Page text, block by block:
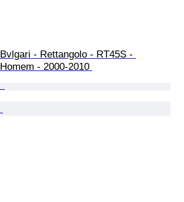
Bvlgari - Rettangolo - RT45S -
Homem - 2000-2010